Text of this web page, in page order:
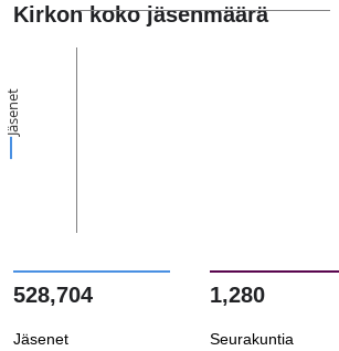
Kirkon koko jäsenmäärä
Jäsenet
528,704
Jäsenet
1,280
Seurakuntia